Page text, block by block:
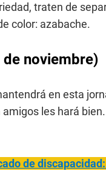
traten de
color: azabache.
noviembre)
en esta
les hará
de